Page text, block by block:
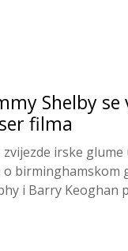
Shelby
filma
zvijezde irske
o birminghamskom
i Barry Keoghan